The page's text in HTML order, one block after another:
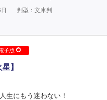
判型：文庫判
子版
】
生にもう迷わない！